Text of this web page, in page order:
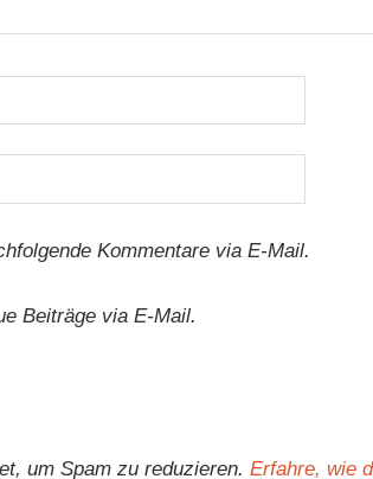
Kommentare via E-Mail.
Beiträge via E-Mail.
um Spam zu reduzieren. Erfahre, wie